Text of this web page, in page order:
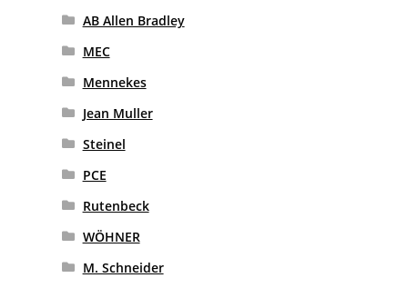
AB Allen Bradley
MEC
Mennekes
Jean Muller
Steinel
PCE
Rutenbeck
WÖHNER
M. Schneider